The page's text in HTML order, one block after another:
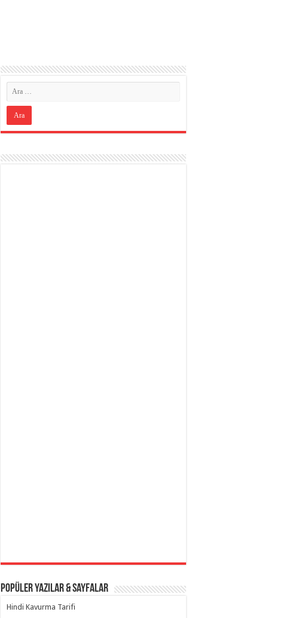
Popüler Yazılar & Sayfalar
Hindi Kavurma Tarifi